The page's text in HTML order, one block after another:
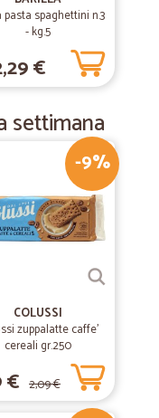
pasta spaghettini n.3
- kg.5
€
settimana
-9%
COLUSSI
zuppalatte caffe'
cereali gr.250
€ 2,09 €